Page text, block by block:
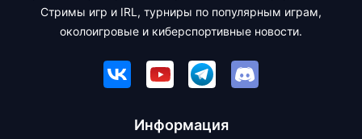
Стримы игр и IRL, турниры по популярным играм,
околоигровые и киберспортивные новости.
Информация